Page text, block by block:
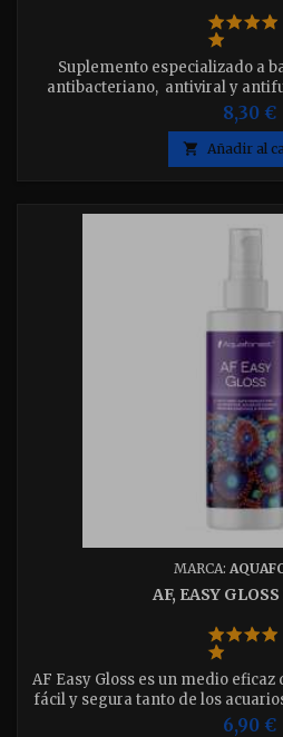
Suplemento especializado a
antibacteriano, antiviral y
Omega3, proveé salud y
elija el que
8,30 €
 Añadir al
MARCA:
AF, EASY
AF Easy Gloss es un medio
fácil y segura tanto de los
agua dulce.
6,90 €